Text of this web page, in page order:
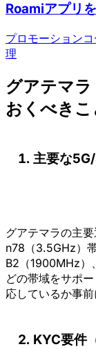
Roamiアプリ
プロモーションコ
理
グアテマ
おくべきこ
主要な
グアテマラの主
n78（3.5GHz）
B2（1900MHz）
どの帯域をサポ
応しているか事前
KYC要件